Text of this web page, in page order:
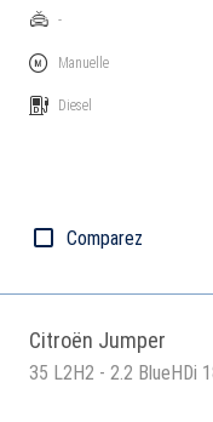
-
Manuelle
Diesel
Comparez
Citroën Jumper
35 L2H2 - 2.2 BlueHDi